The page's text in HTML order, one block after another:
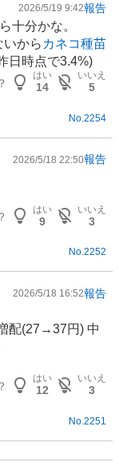
2026/5/19 9:42報告
十分かな。
から カネコ種苗
日時点で3.4%)
はい
14
いいえ
5
No. 2254
2026/5/18 22:50報告
はい
9
いいえ
3
No.2252
2026/5/18 16:52報告
配(27→37円) 中
はい
12
いいえ
3
No. 2251